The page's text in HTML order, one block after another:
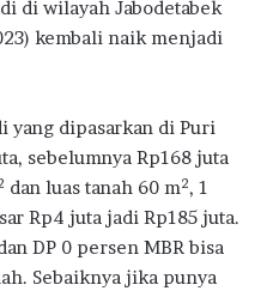
di wilayah Jabodetabek
kembali naik menjadi
yang dipasarkan di Puri
sebelumnya Rp168 juta
dan luas tanah 60 m2, 1
Rp4 juta jadi Rp185 juta.
DP 0 persen MBR bisa
Sebaiknya jika punya